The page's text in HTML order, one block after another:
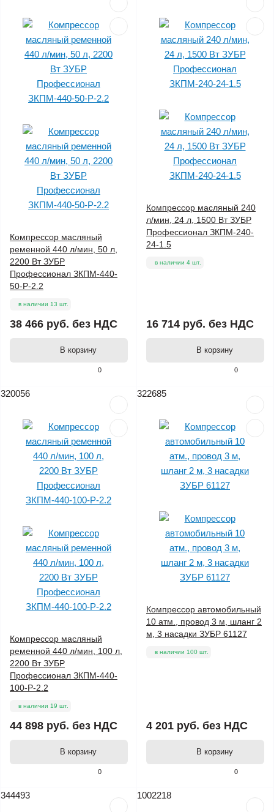
0
Компрессор масляный
ременной 440 л/мин, 50 л,
2200 Вт ЗУБР
Профессионал ЗКПМ-440-
50-Р-2.2
в наличии 13 шт.
38 466 руб. без НДС
В корзину
0
Компрессор масляный 240
л/мин, 24 л, 1500 Вт ЗУБР
Профессионал ЗКПМ-240-
24-1.5
в наличии 4 шт.
16 714 руб. без НДС
В корзину
320056
0
Компрессор масляный
ременной 440 л/мин, 100 л,
2200 Вт ЗУБР
Профессионал ЗКПМ-440-
100-Р-2.2
в наличии 19 шт.
44 898 руб. без НДС
В корзину
322685
0
Компрессор автомобильный
10 атм., провод 3 м, шланг 2
м, 3 насадки ЗУБР 61127
в наличии 100 шт.
4 201 руб. без НДС
В корзину
344493 1002218